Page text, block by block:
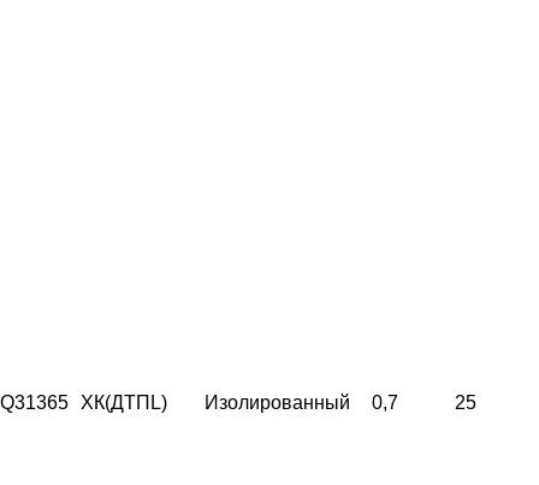
Q31365 ХК(ДТПL) Изолированный 0,7 25